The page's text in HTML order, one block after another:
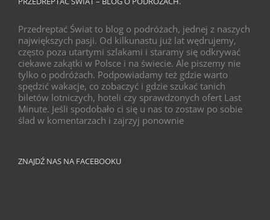
Przedreptać Świat to blog o podróżach, jednej z naszych
największych pasji. Od kilkunastu już lat wędrujemy,
często poza utartymi szlakami i staramy się odkrywać
ciekawe zakątki w Polsce i na świecie. Ale piszemy nie
tylko o podróżach. Podpowiadamy też gdzie warto
spędzić wakacje, co zobaczyć i gdzie szukać tanich
biletów lotniczych, hoteli czy sprawdzonych ofert Last
Minute. Jeśli spodobało ci się u nas to zostaw po sobie
ślad w komentarzach i zajrzyj ponownie
ZNAJDŹ NAS NA FACEBOOKU